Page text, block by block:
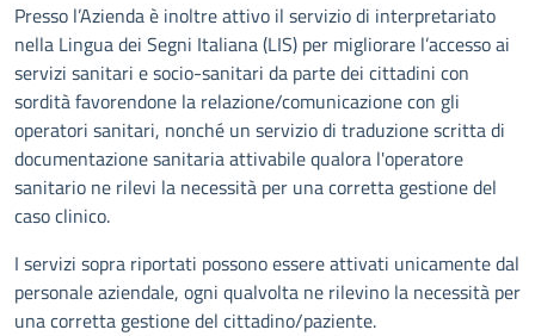
Presso l’Azienda è inoltre attivo il servizio di interpretariato
nella Lingua dei Segni Italiana (LIS) per migliorare l’accesso ai
servizi sanitari e socio-sanitari da parte dei cittadini con
sordità favorendone la relazione/comunicazione con gli
operatori sanitari, nonché un servizio di traduzione scritta di
documentazione sanitaria attivabile qualora l'operatore
sanitario ne rilevi la necessità per una corretta gestione del
caso clinico.
I servizi sopra riportati possono essere attivati unicamente dal
personale aziendale, ogni qualvolta ne rilevino la necessità per
una corretta gestione del cittadino/paziente.